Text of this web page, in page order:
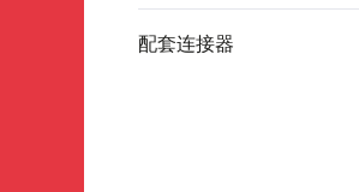
配套连接器